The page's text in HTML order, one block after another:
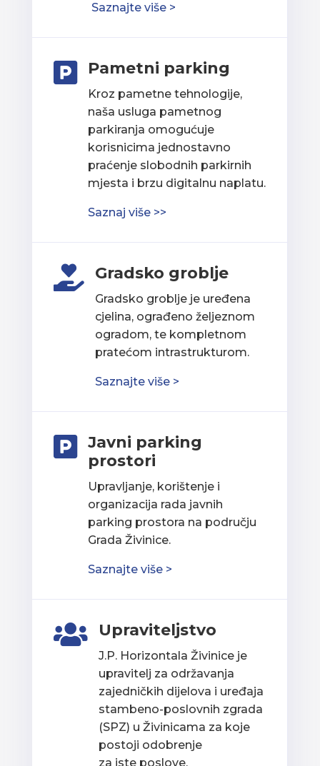
Saznajte više >
 Pametni parking
Kroz pametne tehnologije,
naša usluga pametnog
parkiranja omogućuje
korisnicima jednostavno
praćenje slobodnih parkirnih
mjesta i brzu digitalnu naplatu.
Saznaj više >>
 Gradsko groblje
Gradsko groblje je uređena
cjelina, ograđeno željeznom
ogradom, te kompletnom
pratećom intrastrukturom.
Saznajte više >

Javni parking
prostori
Upravljanje, korištenje i
organizacija rada javnih
parking prostora na području
Grada Živinice.
Saznajte više >
 Upraviteljstvo
J.P. Horizontala Živinice je
upravitelj za održavanja
zajedničkih dijelova i uređaja
stambeno-poslovnih zgrada
(SPZ) u Živinicama za koje
postoji odobrenje
za iste poslove.